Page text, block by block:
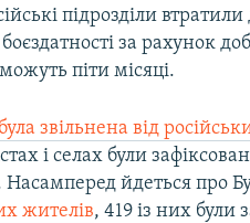
підрозділи
за рахунок
піти місяці.
звільнена від
і селах були
Насамперед йдеться про
жителів, 419 із них були